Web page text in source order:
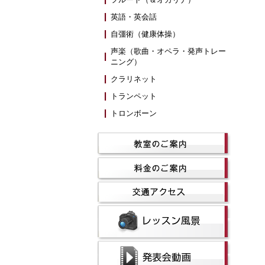
英語・英会話
自彊術（健康体操）
声楽（歌曲・オペラ・発声トレー
ニング）
クラリネット
トランペット
トロンボーン